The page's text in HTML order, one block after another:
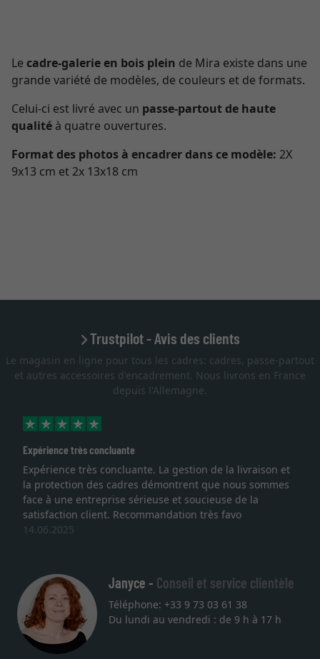
Le cadre-galerie en bois plein de Mira existe dans une
grande variété de modèles, de couleurs et de formats.
Celui-ci est livré avec un passe-partout de haute
qualité à quatre ouvertures.
Format des photos à encadrer dans ce modèle: 2X
9x13 cm et 2x 13x18 cm
Trustpilot - Avis des clients
Le magasin en ligne pour tous les cadres: cadres, passe-partout
et autres accessoires d'encadrement. Nous livrons en France
depuis l'Allemagne.
Expérience très concluante
Expérience très concluante. La gestion de la livraison et
la protection des cadres démontrent que nous sommes
face à une entreprise sérieuse et soucieuse de la
satisfaction client. Recommandation très favo
14.06.2025
Janyce - Conseil et service clientèle
Téléphone: +33 9 73 03 61 38
Du lundi au vendredi : de 9 h à 17 h